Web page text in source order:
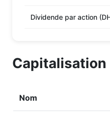
Dividende par action
Capitalisation
Nom